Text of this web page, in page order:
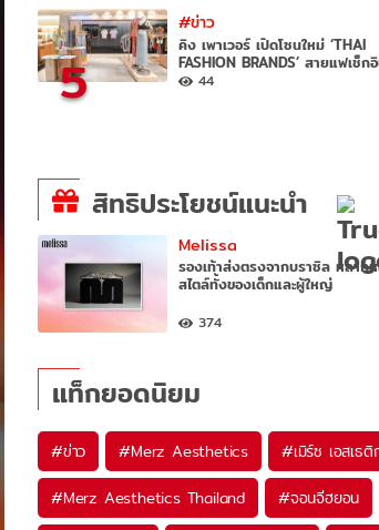
5
#ข่าว
คิง เพาเวอร์ เปิดโซนใหม่ ‘THAI
FASHION BRANDS’ สายแฟเช็ก
44
สิทธิประโยชน์แนะนำ
Melissa
รองเท้าส่งตรงจากบราซิล หลาก
สไตล์ทั้งของเด็กและผู้ใหญ่
374
แท็กยอดนิยม
#ข่าว #Merz Aesthetics #เมิร์ซ เอสเธติ
#Merz Aesthetics Thailand #จอนจีฮยอน